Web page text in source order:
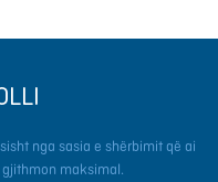
nga sasia e shërbimit që ai
maksimal.